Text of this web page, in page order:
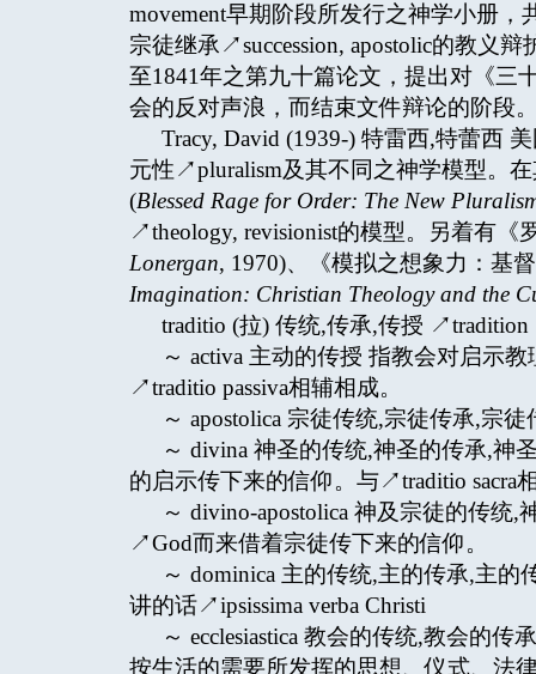
movement早期阶段所发行之神学小册
宗徒继承↗succession, apostolic的教义
至1841年之第九十篇论文，提出对《三
会的反对声浪，而结束文件辩论的阶段
Tracy, David (1939-) 特雷西,特蕾西
元性↗pluralism及其不同之神学模型。
(Blessed Rage for Order: The New
↗theology, revisionist的模型。另着有《
Lonergan, 1970)、《模拟之想象力：基
Imagination: Christian Theology and the
traditio (拉) 传统,传承,传授 ↗tradition
～ activa 主动的传授 指教会对启示
↗traditio passiva相辅相成。
～ apostolica 宗徒传统,宗徒传承,宗
～ divina 神圣的传统,神圣的传承,神
的启示传下来的信仰。与↗traditio sacra
～ divino-apostolica 神及宗徒的传统
↗God而来借着宗徒传下来的信仰。
～ dominica 主的传统,主的传承,主
讲的话↗ipsissima verba Christi
～ ecclesiastica 教会的传统,教会的
按生活的需要所发挥的思想、仪式、法